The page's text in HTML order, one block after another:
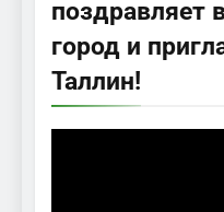
поздравляет
город и
Таллин!